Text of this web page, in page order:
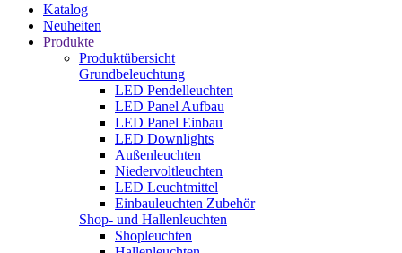
Katalog
Neuheiten
Produkte
Produktübersicht
Grundbeleuchtung
LED Pendelleuchten
LED Panel Aufbau
LED Panel Einbau
LED Downlights
Außenleuchten
Niedervoltleuchten
LED Leuchtmittel
Einbauleuchten Zubehör
Shop- und Hallenleuchten
Shopleuchten